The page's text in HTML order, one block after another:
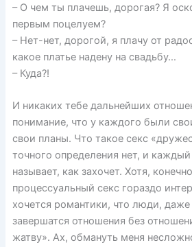
– О чем ты плачешь, дорогая? Я
первым поцелуем?
– Нет-нет, дорогой, я плачу от
какое платье надену на свадьбу…
– Куда?!
И никаких тебе дальнейших
понимание, что у каждого были
свои планы. Что такое секс
точного определения нет, и
называет, как захочет. Хотя,
процессуальный секс гораздо
хочется романтики, что люди,
завершатся отношения без
жатву». Ах, обмануть меня